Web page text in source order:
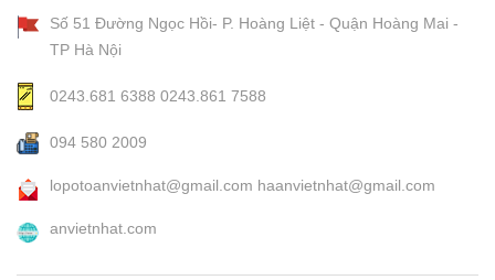
Số 51 Đường Ngọc Hồi- P. Hoàng Liệt - Quận Hoàng Mai -
TP Hà Nội
0243.681 6388 0243.861 7588
094 580 2009
lopotoanvietnhat@gmail.com haanvietnhat@gmail.com
anvietnhat.com